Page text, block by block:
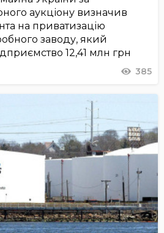
аукціону визначив
на приватизацію
заводу, який
12,41 млн грн
385